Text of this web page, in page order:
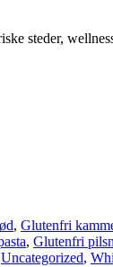
steder,
, Glutenfri
, Glutenfri
Uncategorized,